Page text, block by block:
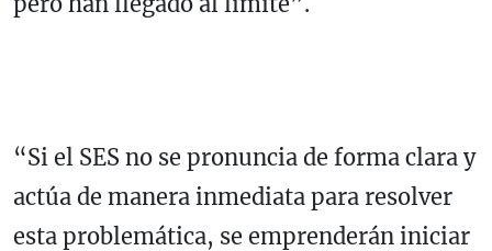
“Si el SES no se pronuncia de forma clara y
actúa de manera inmediata para resolver
esta problemática, se emprenderán iniciar